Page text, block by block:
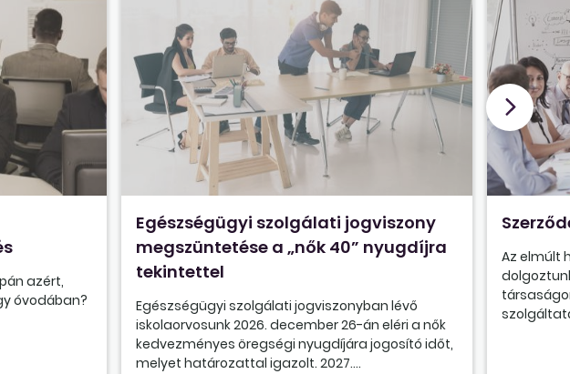
azért,
óvodában?
Egészségügyi szolgálati jogviszony
megszüntetése a „nők 40” nyugdíjra
tekintettel
Egészségügyi szolgálati jogviszonyban lévő
iskolaorvosunk 2026. december 26-án eléri a nők
kedvezményes öregségi nyugdíjára jogosító időt,
melyet határozattal igazolt. 2027....
Az elmúlt